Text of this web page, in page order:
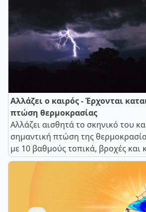
Αλλάζει ο καιρός - Έρχονται
πτώση θερμοκρασίας
Αλλάζει αισθητά το σκηνικό του
σημαντική πτώση της
με 10 βαθμούς τοπικά, βροχές και